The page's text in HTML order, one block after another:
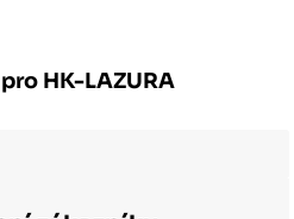
HK-LAZURA